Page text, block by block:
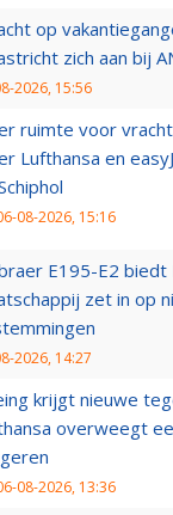
op
zich aan bij
2026, 15:56
ruimte voor
Lufthansa en
08-2026, 15:16
E195-E2 biedt
zet in op
2026, 14:27
krijgt nieuwe
overweegt
08-2026, 13:36